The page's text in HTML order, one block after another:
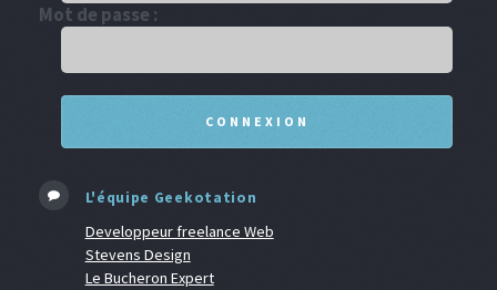
Mot de passe :
L'équipe Geekotation
Developpeur freelance Web
Stevens Design
Le Bucheron Expert